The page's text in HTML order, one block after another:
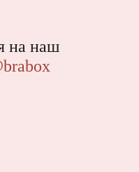
на наш